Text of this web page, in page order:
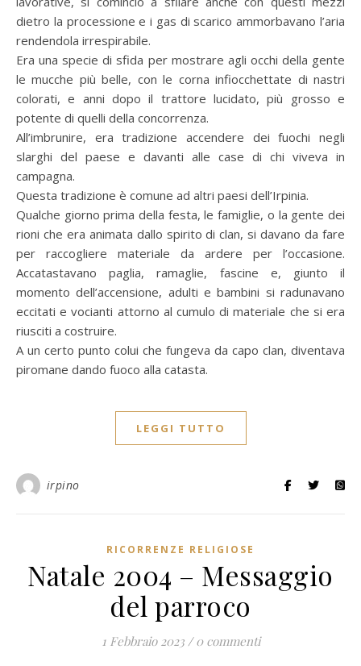
dietro la processione e i gas di scarico ammorbavano l’aria
rendendola irrespirabile.
Era una specie di sfida per mostrare agli occhi della gente
le mucche più belle, con le corna infiocchettate di nastri
colorati, e anni dopo il trattore lucidato, più grosso e
potente di quelli della concorrenza.
All’imbrunire, era tradizione accendere dei fuochi negli
slarghi del paese e davanti alle case di chi viveva in
campagna.
Questa tradizione è comune ad altri paesi dell’Irpinia.
Qualche giorno prima della festa, le famiglie, o la gente dei
rioni che era animata dallo spirito di clan, si davano da fare
per raccogliere materiale da ardere per l’occasione.
Accatastavano paglia, ramaglie, fascine e, giunto il
momento dell’accensione, adulti e bambini si radunavano
eccitati e vocianti attorno al cumulo di materiale che si era
riusciti a costruire.
A un certo punto colui che fungeva da capo clan, diventava
piromane dando fuoco alla catasta.
LEGGI TUTTO
irpino
RICORRENZE RELIGIOSE
Natale 2004 – Messaggio
del parroco
1 Febbraio 2023 / 0 commenti